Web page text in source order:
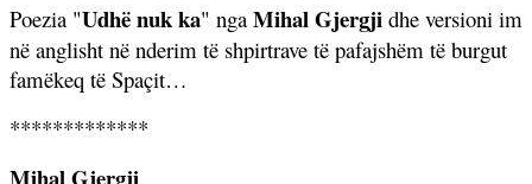
Poezia "Udhë nuk ka" nga Mihal Gjergji dhe versioni im
në anglisht në nderim të shpirtrave të pafajshëm të burgut
famëkeq të Spaçit…
*************
Mihal Gjergji